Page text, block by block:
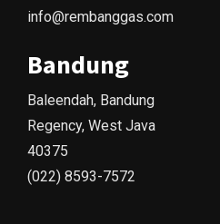
info@rembanggas.com
Bandung
Baleendah, Bandung
Regency, West Java
40375
(022) 8593-7572